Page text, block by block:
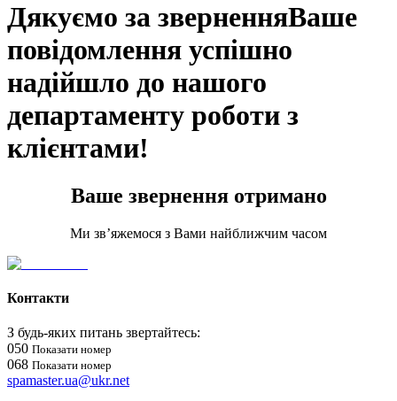
Дякуємо за зверненняВаше
повідомлення успішно
надійшло до нашого
департаменту роботи з
клієнтами!
Ваше звернення отримано
Ми зв’яжемося з Вами найближчим часом
Контакти
З будь-яких питань звертайтесь:
050 Показати номер
068 Показати номер
spamaster.ua@ukr.net